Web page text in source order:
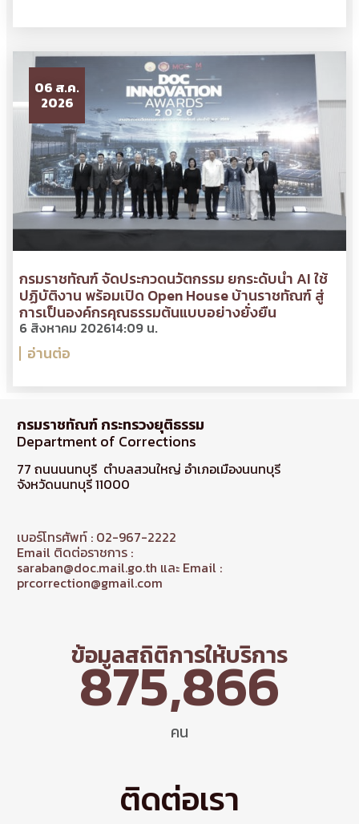
06 ส.ค.
2026
กรมราชทัณฑ์ จัดประกวดนวัตกรรม ยกระดับนำ AI ใช้
ปฏิบัติงาน พร้อมเปิด Open House บ้านราชทัณฑ์ สู่
การเป็นองค์กรคุณธรรมต้นแบบอย่างยั่งยืน
6 สิงหาคม 202614:09 น.
อ่านต่อ
กรมราชทัณฑ์ กระทรวงยุติธรรม
Department of Corrections
77 ถนนนนทบุรี ตำบลสวนใหญ่ อำเภอเมืองนนทบุรี
จังหวัดนนทบุรี 11000
เบอร์โทรศัพท์ : 02-967-2222
Email ติดต่อราชการ :
saraban@doc.mail.go.th และ Email :
prcorrection@gmail.com
ข้อมูลสถิติการให้บริการ
คน
875,866
ติดต่อเรา